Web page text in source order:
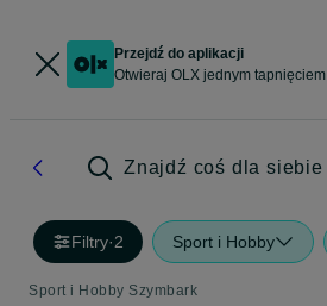
Przejdź do aplikacji
Otwieraj OLX jednym tapnięciem
Znajdź coś dla siebie
Filtry·2 Sport i Hobby
Sport i Hobby Szymbark